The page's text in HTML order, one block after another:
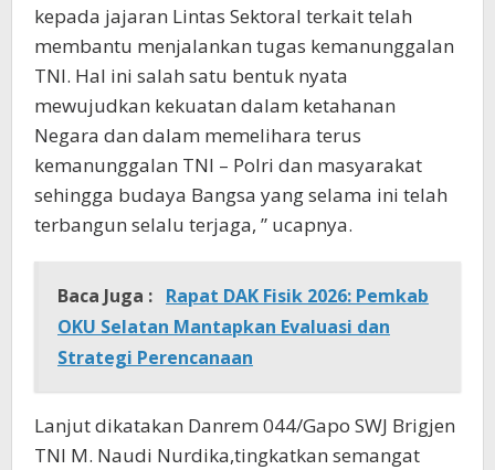
kepada jajaran Lintas Sektoral terkait telah
membantu menjalankan tugas kemanunggalan
TNI. Hal ini salah satu bentuk nyata
mewujudkan kekuatan dalam ketahanan
Negara dan dalam memelihara terus
kemanunggalan TNI – Polri dan masyarakat
sehingga budaya Bangsa yang selama ini telah
terbangun selalu terjaga, ” ucapnya.
Baca Juga : Rapat DAK Fisik 2026: Pemkab
OKU Selatan Mantapkan Evaluasi dan
Strategi Perencanaan
Lanjut dikatakan Danrem 044/Gapo SWJ Brigjen
TNI M. Naudi Nurdika,tingkatkan semangat